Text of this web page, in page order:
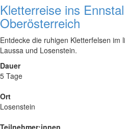
Kletterreise ins
Oberösterreich
Entdecke die ruhigen Kletterfelsen im
Laussa und Losenstein.
Dauer
5 Tage
Ort
Losenstein
Teilnehmer:innen